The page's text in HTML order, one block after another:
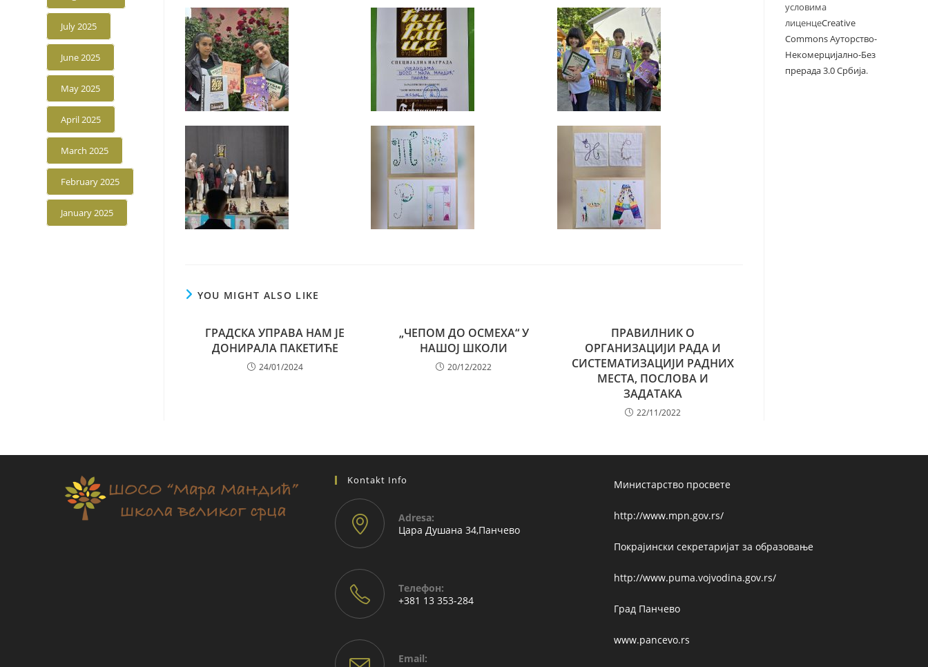
YOU MIGHT ALSO LIKE
ГРАДСКА УПРАВА НАМ ЈЕ
ДОНИРАЛА ПАКЕТИЋЕ
24/01/2024
„ЧЕПОМ ДО ОСМЕХА“ У
НАШОЈ ШКОЛИ
20/12/2022
ПРАВИЛНИК О
ОРГАНИЗАЦИЈИ РАДА И
СИСТЕМАТИЗАЦИЈИ РАДНИХ
МЕСТА, ПОСЛОВА И
ЗАДАТАКА
22/11/2022
July 2025
June 2025
May 2025
April 2025
March 2025
February 2025
January 2025
условима
лиценцеCreative
Commons Ауторство-
Некомерцијално-Без
прерада 3.0 Србија.
Kontakt Info
Adresа:
Цара Душана 34,Панчево
Телефон:
+381 13 353-284
Email:
Министарство просвете
http://www.mpn.gov.rs/
Покрајински секретаријат за образовање
http://www.puma.vojvodina.gov.rs/
Град Панчево
www.pancevo.rs